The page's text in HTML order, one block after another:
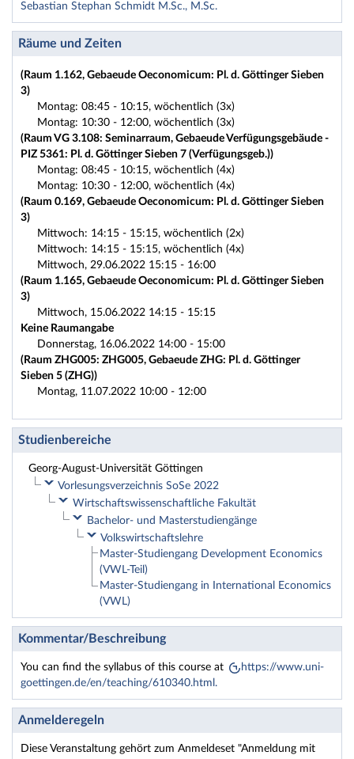
Sebastian Stephan Schmidt M.Sc., M.Sc.
Räume und Zeiten
(Raum 1.162, Gebaeude Oeconomicum: Pl. d. Göttinger Sieben
3)
Montag: 08:45 - 10:15, wöchentlich (3x)
Montag: 10:30 - 12:00, wöchentlich (3x)
(Raum VG 3.108: Seminarraum, Gebaeude Verfügungsgebäude -
PIZ 5361: Pl. d. Göttinger Sieben 7 (Verfügungsgeb.))
Montag: 08:45 - 10:15, wöchentlich (4x)
Montag: 10:30 - 12:00, wöchentlich (4x)
(Raum 0.169, Gebaeude Oeconomicum: Pl. d. Göttinger Sieben
3)
Mittwoch: 14:15 - 15:15, wöchentlich (2x)
Mittwoch: 14:15 - 15:15, wöchentlich (4x)
Mittwoch, 29.06.2022 15:15 - 16:00
(Raum 1.165, Gebaeude Oeconomicum: Pl. d. Göttinger Sieben
3)
Mittwoch, 15.06.2022 14:15 - 15:15
Keine Raumangabe
Donnerstag, 16.06.2022 14:00 - 15:00
(Raum ZHG005: ZHG005, Gebaeude ZHG: Pl. d. Göttinger
Sieben 5 (ZHG))
Montag, 11.07.2022 10:00 - 12:00
Studienbereiche
Georg-August-Universität Göttingen
Vorlesungsverzeichnis SoSe 2022
Wirtschaftswissenschaftliche Fakultät
Bachelor- und Masterstudiengänge
Volkswirtschaftslehre
Master-Studiengang Development Economics
(VWL-Teil)
Master-Studiengang in International Economics
(VWL)
Kommentar/Beschreibung
You can find the syllabus of this course at
https://www.uni-
goettingen.de/en/teaching/610340.html.
Anmelderegeln
Diese Veranstaltung gehört zum Anmeldeset "Anmeldung mit